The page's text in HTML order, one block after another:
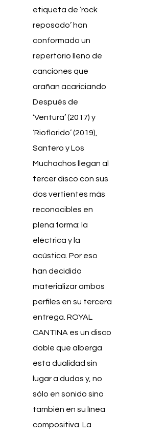
etiqueta de ‘rock
reposado’ han
conformado un
repertorio lleno de
canciones que
arañan acariciando
Después de
‘Ventura’ (2017) y
‘Rioflorido’ (2019),
Santero y Los
Muchachos llegan al
tercer disco con sus
dos vertientes más
reconocibles en
plena forma: la
eléctrica y la
acústica. Por eso
han decidido
materializar ambos
perfiles en su tercera
entrega. ROYAL
CANTINA es un disco
doble que alberga
esta dualidad sin
lugar a dudas y, no
sólo en sonido sino
también en su línea
compositiva. La